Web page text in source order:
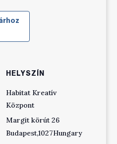
HELYSZÍN
Habitat Kreatív
Központ
Margit körút 26
Budapest,1027Hungary